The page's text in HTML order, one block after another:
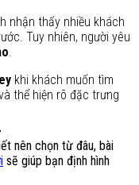
nhận thấy nhiều khách
Tuy nhiên, người yêu
.
khi khách muốn tìm
thể hiện rõ đặc trưng
nên chọn từ đâu, bài
sẽ giúp bạn định hình